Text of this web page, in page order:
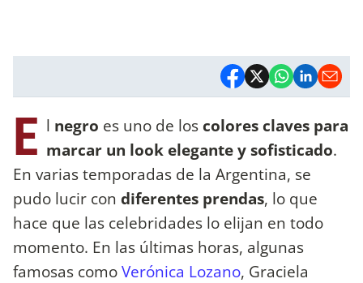
E l negro es uno de los colores claves para
marcar un look elegante y sofisticado.
En varias temporadas de la Argentina, se
pudo lucir con diferentes prendas, lo que
hace que las celebridades lo elijan en todo
momento. En las últimas horas, algunas
famosas comoVerónica Lozano, Graciela